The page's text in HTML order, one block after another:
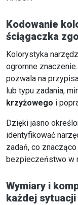
Kodowanie
ściągaczka
Kolorystyka
ogromne znaczenie.
pozwala na
lub typu zadania,
krzyżowego i
Dzięki jasno
identyfikować
zadań, co
bezpieczeństwo w
Wymiary i
każdej sytuacji